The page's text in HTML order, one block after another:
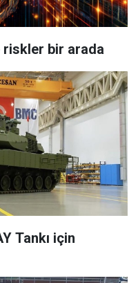
riskler bir arada
Tankı için